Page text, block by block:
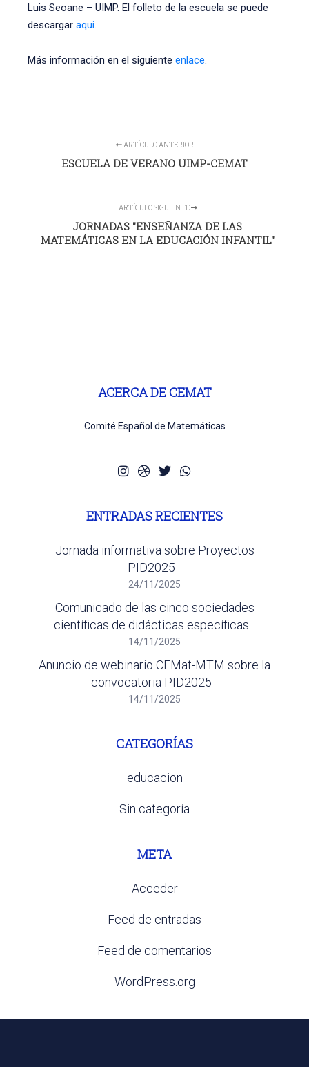
Luis Seoane – UIMP. El folleto de la escuela se puede
descargar aquí.
Más información en el siguiente enlace
ARTÍCULO ANTERIOR
ESCUELA DE VERANO UIMP-CEMAT
ARTÍCULO SIGUIENTE
JORNADAS "ENSEÑANZA DE LAS
MATEMÁTICAS EN LA EDUCACIÓN INFANTIL"
ACERCA DE CEMAT
Comité Español de Matemáticas
ENTRADAS RECIENTES
Jornada informativa sobre Proyectos
PID2025
24/11/2025
Comunicado de las cinco sociedades
científicas de didácticas específicas
14/11/2025
Anuncio de webinario CEMat-MTM sobre la
convocatoria PID2025
14/11/2025
CATEGORÍAS
educacion
Sin categoría
META
Acceder
Feed de entradas
Feed de comentarios
WordPress.org